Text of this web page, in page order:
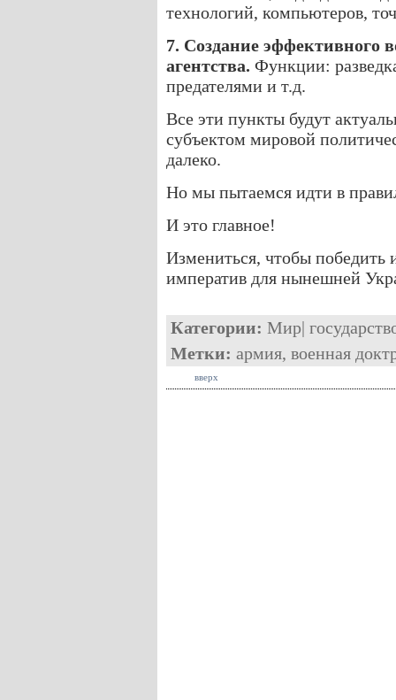
технологий, компьютеров,
7. Создание эффективного
агентства. Функции:
предателями и т.д.
Все эти пункты будут
субъектом мировой
далеко.
Но мы пытаемся идти в
И это главное!
Измениться, чтобы победить
императив для нынешней
Категории: Мир|
Метки: армия, военная
вверх